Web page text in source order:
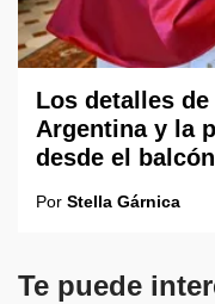
Los detalles
Argentina y la
desde el
Por Stella Gárnica
Te puede